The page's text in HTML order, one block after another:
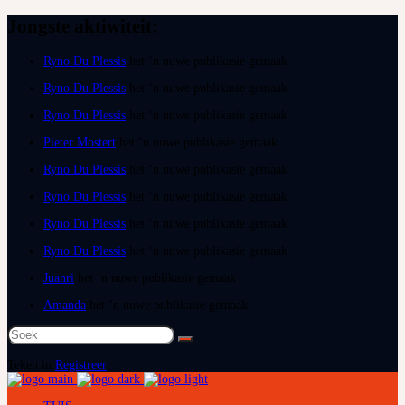
Ryno Du Plessis
Ryno Du Plessis
Ryno Du Plessis
Pieter Mostert
Ryno Du Plessis
Ryno Du Plessis
Ryno Du Plessis
Ryno Du Plessis
Juanri
Amanda
Soek
na:
Registreer